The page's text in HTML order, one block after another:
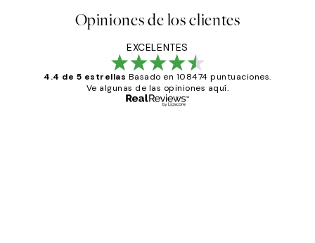
Opiniones de los clientes
EXCELENTES
4.4 de 5 estrellas Basado en 108474 puntuaciones.
Ve algunas de las opiniones aquí.